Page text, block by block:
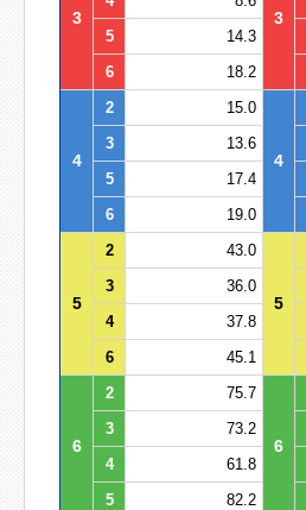
3 3
5
14.3
6
18.2
4
2 15.0
4
3
13.6
5
17.4
6
19.0
5
2 43.0
5
3
36.0
4
37.8
6
45.1
6
2 75.7
6
3
73.2
4
61.8
5
82.2